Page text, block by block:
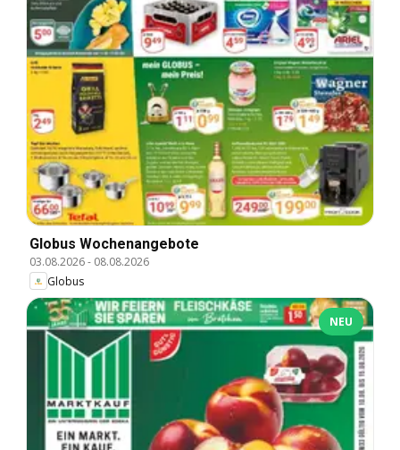
Globus Wochenangebote
03.08.2026- 08.08.2026
Globus
NEU